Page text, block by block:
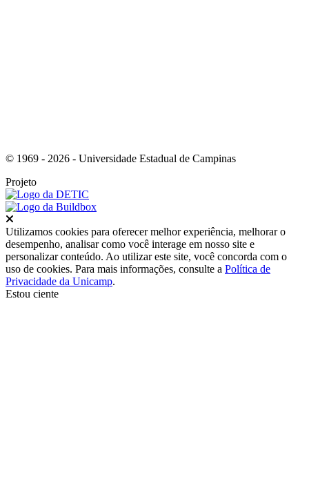
© 1969 - 2026 - Universidade Estadual de Campinas
Projeto
Utilizamos cookies para oferecer melhor experiência, melhorar o
desempenho, analisar como você interage em nosso site e
personalizar conteúdo. Ao utilizar este site, você concorda com o
uso de cookies. Para mais informações, consulte a Política de
Privacidade da Unicamp.
Estou ciente